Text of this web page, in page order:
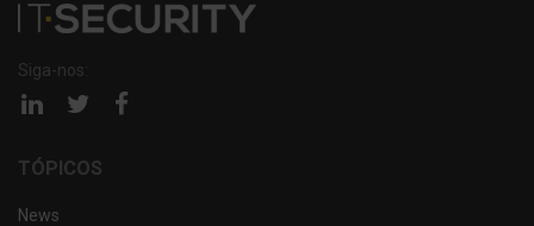
Siga-nos:
Página Página
TÓPICOS
News